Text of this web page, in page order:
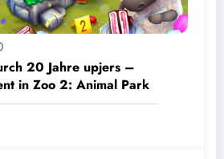
20 Jahre upjers –
in Zoo 2: Animal Park